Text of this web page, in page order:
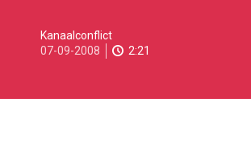
2008-
09-
11-
Kanaalconflict
07-09-2008
2:21